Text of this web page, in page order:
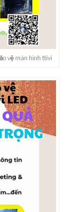
vệ màn hình ttivi